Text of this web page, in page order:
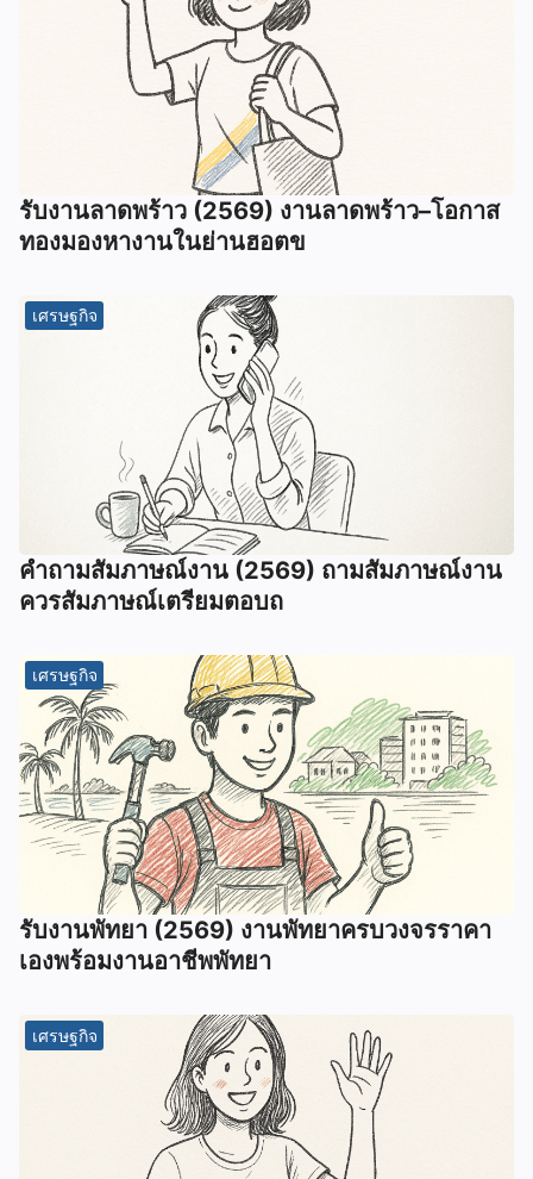
รับงานลาดพร้าว (2569) งานลาดพร้าว–โอกาส
ทองมองหางานในย่านฮอตข
เศรษฐกิจ
คําถามสัมภาษณ์งาน (2569) ถามสัมภาษณ์งาน
ควรสัมภาษณ์เตรียมตอบถ
เศรษฐกิจ
รับงานพัทยา (2569) ️งานพัทยาครบวงจรราคา
เองพร้อมงานอาชีพพัทยา
เศรษฐกิจ